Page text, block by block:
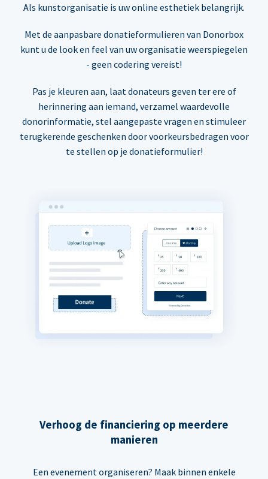
Als kunstorganisatie is uw online esthetiek belangrijk.
Met de aanpasbare donatieformulieren van Donorbox
kunt u de look en feel van uw organisatie weerspiegelen
- geen codering vereist!
Pas je kleuren aan, laat donateurs geven ter ere of
herinnering aan iemand, verzamel waardevolle
donorinformatie, stel aangepaste vragen en stimuleer
terugkerende geschenken door voorkeursbedragen voor
te stellen op je donatieformulier!
Verhoog de financiering op meerdere
manieren
Een evenement organiseren? Maak binnen enkele